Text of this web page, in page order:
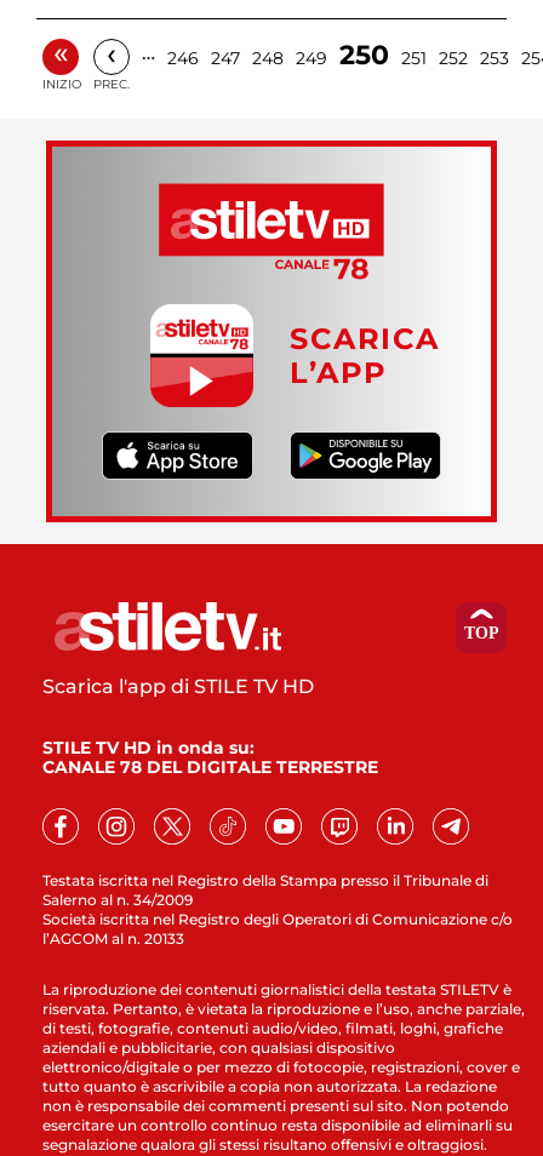
«
INIZIO
‹
PREC.
… 246 247 248 249 250 251 252 253
SCARICA
L’APP
Testata iscritta nel Registro della Stampa presso il Tribunale di
Salerno al n. 34/2009
Società iscritta nel Registro degli Operatori di Comunicazione c/o
l’AGCOM al n. 20133
Scarica l'app di STILE TV HD
STILE TV HD in onda su:
CANALE 78 DEL DIGITALE TERRESTRE
La riproduzione dei contenuti giornalistici della testata STILETV è
riservata. Pertanto, è vietata la riproduzione e l’uso, anche parziale,
di testi, fotografie, contenuti audio/video, filmati, loghi, grafiche
aziendali e pubblicitarie, con qualsiasi dispositivo
elettronico/digitale o per mezzo di fotocopie, registrazioni, cover e
tutto quanto è ascrivibile a copia non autorizzata. La redazione
non è responsabile dei commenti presenti sul sito. Non potendo
esercitare un controllo continuo resta disponibile ad eliminarli su
segnalazione qualora gli stessi risultano offensivi e oltraggiosi.